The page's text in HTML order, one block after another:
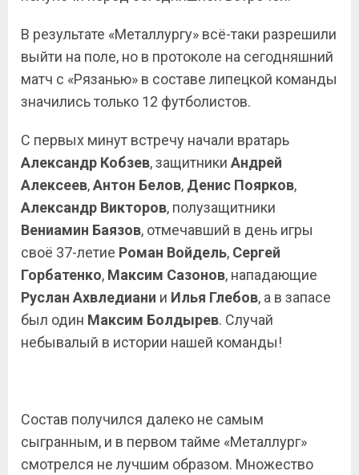
В результате «Металлургу» всё-таки разрешили
выйти на поле, но в протоколе на сегодняшний
матч с «Рязанью» в составе липецкой команды
значились только 12 футболистов.
С первых минут встречу начали вратарь
Александр Кобзев, защитники Андрей
Алексеев,Антон Белов, Денис Поярков,
Александр Викторов, полузащитники
Вениамин Баязов, отмечавший в день игры
своё 37-летие Роман Войдель, Сергей
Горбатенко, Максим Сазонов, нападающие
Руслан Ахвледиани и Илья Глебов, а в запасе
был один Максим Болдырев. Случай
небывалый в истории нашей команды!
Состав получился далеко не самым
сыгранным, и в первом тайме «Металлург»
смотрелся не лучшим образом. Множество